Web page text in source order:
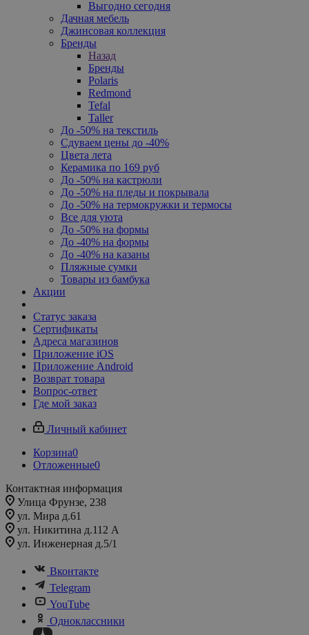
Выгодно сегодня
Дачная мебель
Джинсовая коллекция
Бренды
Назад
Бренды
Polaris
Redmond
Tefal
Taller
До -50% на текстиль
Сдуваем цены до -40%
Цвета лета
Керамика по 169 руб
До -50% на кастрюли
До -50% на пледы и покрывала
До -50% на термокружки и термосы
Все для уюта
До -50% на формы
До -40% на формы
До -40% на казаны
Пляжные сумки
Товары из бамбука
Акции
Статус заказа
Сертификаты
Адреса магазинов
Приложение iOS
Приложение Android
Возврат товара
Вопрос-ответ
Где мой заказ
Личный кабинет
Корзина0
Отложенные0
Контактная информация
Улица Фрунзе, 238​
ул. Мира д.61
ул. Никитина д.112 А
ул. Инженерная д.5/1
Вконтакте
Telegram
YouTube
Одноклассники